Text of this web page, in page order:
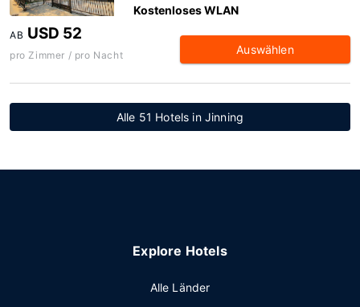
Kostenloses WLAN
AB USD 52
pro Zimmer / pro Nacht Auswählen
Alle 51 Hotels in Jinning
Explore Hotels
Alle Länder